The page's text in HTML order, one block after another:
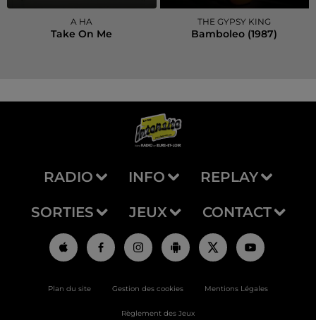
A HA
Take On Me
THE GYPSY KING
Bamboleo (1987)
RADIO INFO REPLAY
SORTIES JEUX CONTACT
Plan du site Gestion des cookies Mentions Légales
Règlement des Jeux